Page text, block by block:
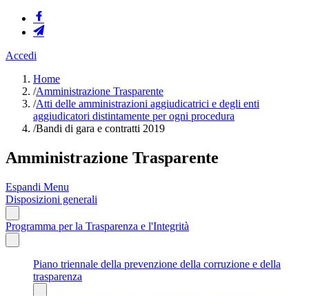
Accedi
Home
/Amministrazione Trasparente
/Atti delle amministrazioni aggiudicatrici e degli enti
aggiudicatori distintamente per ogni procedura
/Bandi di gara e contratti 2019
Amministrazione Trasparente
Espandi Menu
Disposizioni generali
Programma per la Trasparenza e l'Integrità
Piano triennale della prevenzione della corruzione e della
trasparenza